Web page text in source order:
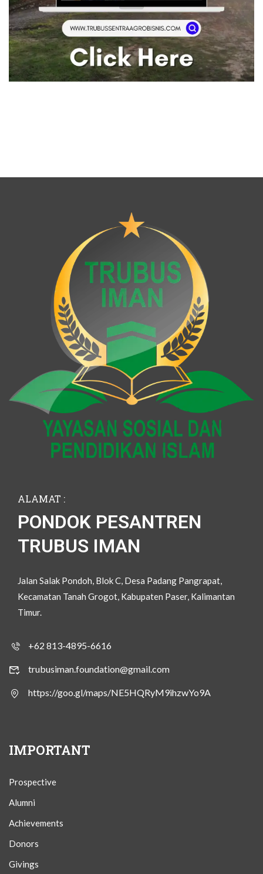
ALAMAT :
PONDOK PESANTREN
TRUBUS IMAN
Jalan Salak Pondoh, Blok C, Desa Padang Pangrapat,
Kecamatan Tanah Grogot, Kabupaten Paser, Kalimantan
Timur.
+62 813-4895-6616
trubusiman.foundation@gmail.com
https://goo.gl/maps/NE5HQRyM9ihzwYo9A
IMPORTANT
Prospective
Alumni
Achievements
Donors
Givings